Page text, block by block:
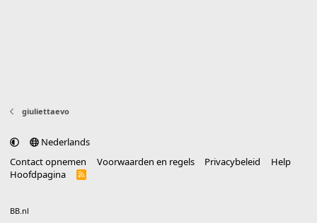
giuliettaevo
Nederlands
Contact opnemen
Voorwaarden en regels Privacybeleid
Help
Hoofdpagina
R
BB.nl